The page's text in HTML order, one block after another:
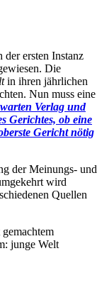
ersten Instanz
Die
in ihren jährlichen
Nun muss eine
Verlag und
Gerichtes, ob eine
Gericht nötig
der Meinungs- und
wird
Quellen
junge Welt